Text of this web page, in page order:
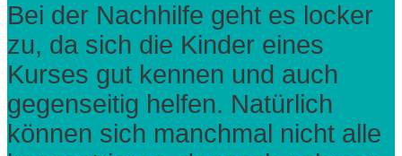
Bei der Nachhilfe geht es locker
zu, da sich die Kinder eines
Kurses gut kennen und auch
gegenseitig helfen. Natürlich
können sich manchmal nicht alle